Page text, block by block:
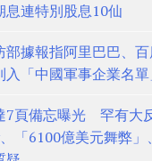
息連特別股息10仙
部據報指阿里巴巴、
入「中國軍事企業名單
7頁備忘曝光 罕有大
「6100億美元舞弊」